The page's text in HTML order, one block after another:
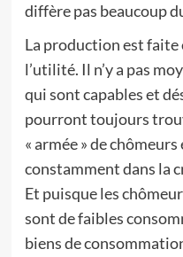
diffère pas beaucoup
La production est
l’utilité. Il n’y a pas
qui sont capables et
pourront toujours
« armée » de
constamment dans la
Et puisque les
sont de faibles
biens de